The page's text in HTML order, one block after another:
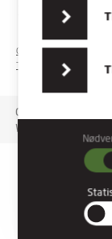
partnere
oplysninger,
Nødvendig
Nødvendige
brugbar ved
side-
Hjemmesiden
Kontakt
COOKIES
Copyright © 2026
Website: Co3